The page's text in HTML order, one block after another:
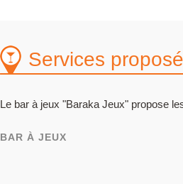
Services
Le bar à jeux "Baraka Jeux" propose
BAR À JEUX